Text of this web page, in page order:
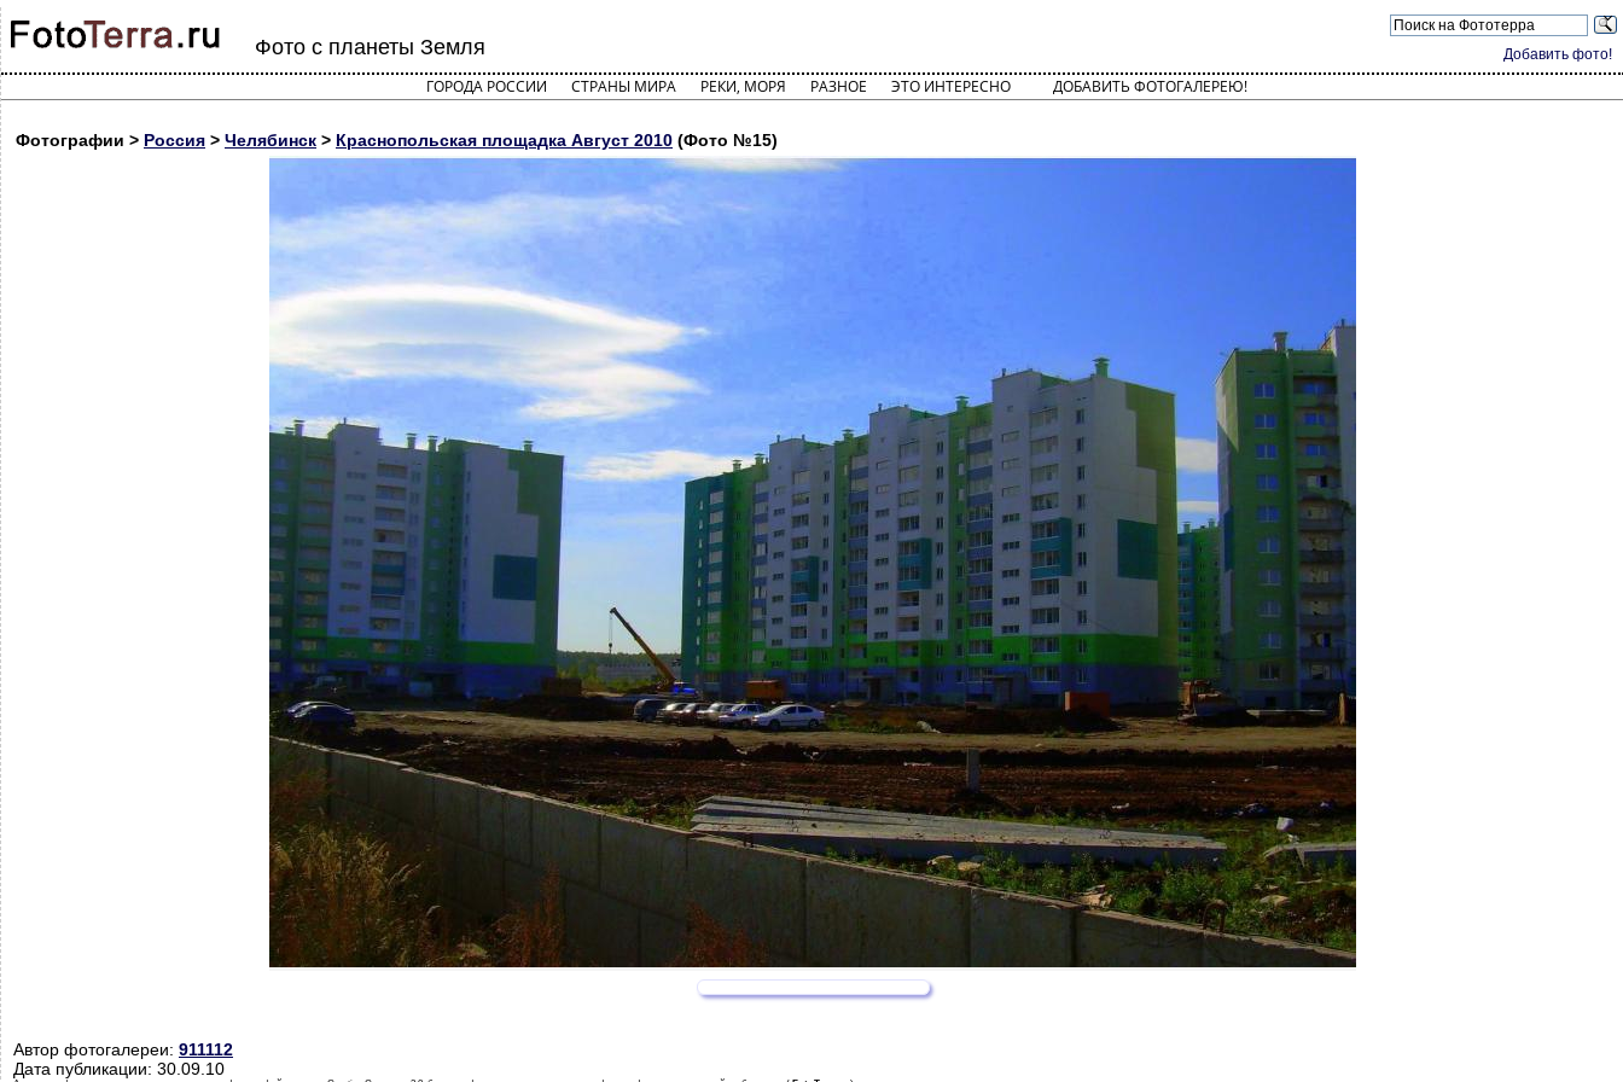
Добавить фото!
Фото с планеты Земля
ГОРОДА РОССИИ СТРАНЫ МИРА РЕКИ, МОРЯ РАЗНОЕ ЭТО ИНТЕРЕСНО ДОБАВИТЬ ФОТОГАЛЕРЕЮ!
Фотографии > Россия > Челябинск > Краснопольская площадка Август 2010 (Фото №15)
Автор фотогалереи: 911112
Дата публикации: 30.09.10